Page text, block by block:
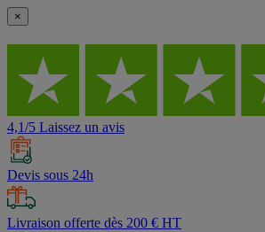
×
4,1/5 Laissez un avis
Devis sous 24h
Livraison offerte dès 200 € HT